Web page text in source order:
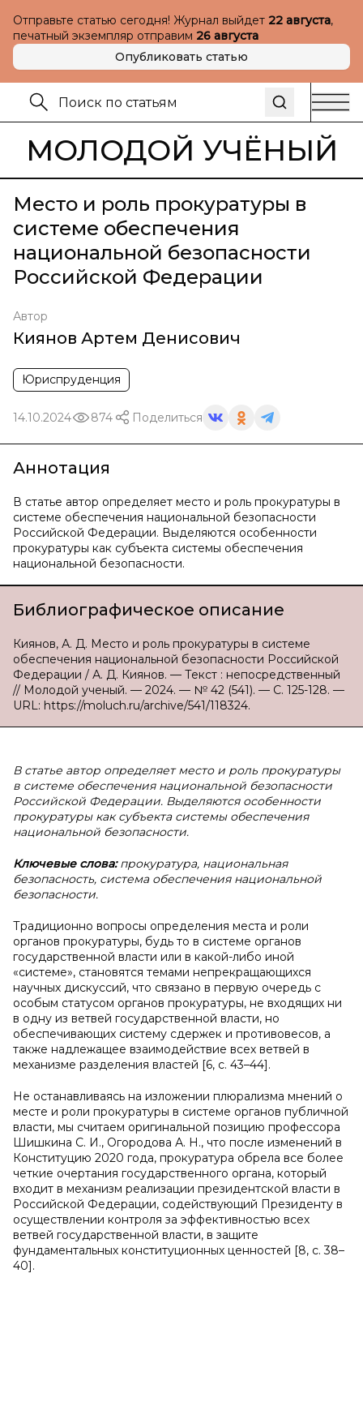
Отправьте статью сегодня! Журнал выйдет 22 августа,
печатный экземпляр отправим 26 августа
Опубликовать статью
МОЛОДОЙ УЧЁНЫЙ
Место и роль прокуратуры в
системе обеспечения
национальной безопасности
Российской Федерации
Автор
Киянов Артем Денисович
Юриспруденция
14.10.2024 874 Поделиться
Аннотация
В статье автор определяет место и роль прокуратуры в
системе обеспечения национальной безопасности
Российской Федерации. Выделяются особенности
прокуратуры как субъекта системы обеспечения
национальной безопасности.
Библиографическое описание
Киянов, А. Д. Место и роль прокуратуры в системе
обеспечения национальной безопасности Российской
Федерации / А. Д. Киянов. — Текст : непосредственный
// Молодой ученый. — 2024. — № 42 (541). — С. 125-128. —
URL: https://moluch.ru/archive/541/118324.
В статье автор определяет место и роль прокуратуры
в системе обеспечения национальной безопасности
Российской Федерации. Выделяются особенности
прокуратуры как субъекта системы обеспечения
национальной безопасности.
Ключевые слова:прокуратура, национальная
безопасность, система обеспечения национальной
безопасности.
Традиционно вопросы определения места и роли
органов прокуратуры, будь то в системе органов
государственной власти или в какой-либо иной
«системе», становятся темами непрекращающихся
научных дискуссий, что связано в первую очередь с
особым статусом органов прокуратуры, не входящих ни
в одну из ветвей государственной власти, но
обеспечивающих систему сдержек и противовесов, а
также надлежащее взаимодействие всех ветвей в
механизме разделения властей [6, с. 43–44].
Не останавливаясь на изложении плюрализма мнений о
месте и роли прокуратуры в системе органов публичной
власти, мы считаем оригинальной позицию профессора
Шишкина С. И., Огородова А. Н., что после изменений в
Конституцию 2020 года, прокуратура обрела все более
четкие очертания государственного органа, который
входит в механизм реализации президентской власти в
Российской Федерации, содействующий Президенту в
осуществлении контроля за эффективностью всех
ветвей государственной власти, в защите
фундаментальных конституционных ценностей [8, с. 38–
40].